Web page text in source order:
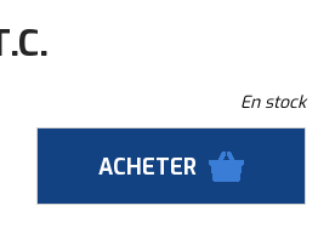
En stock